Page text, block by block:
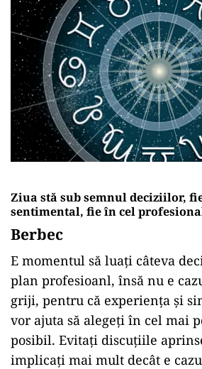
Ziua stă sub semnul deciziilor,
sentimental, fie în cel
Berbec
E momentul să luați câteva
plan profesioanl, însă nu e
griji, pentru că experiența și
vor ajuta să alegeți în cel mai
posibil. Evitați discuțiile
implicați mai mult decât e